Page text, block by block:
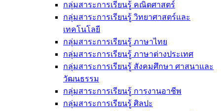
กลุ่มสาระการเรียนรู้ คณิตศาสตร์
กลุ่มสาระการเรียนรู้ วิทยาศาสตร์และ
เทคโนโลยี
กลุ่มสาระการเรียนรู้ ภาษาไทย
กลุ่มสาระการเรียนรู้ ภาษาต่างประเทศ
กลุ่มสาระการเรียนรู้ สังคมศึกษา ศาสนาและ
วัฒนธรรม
กลุ่มสาระการเรียนรู้ การงานอาชีพ
กลุ่มสาระการเรียนรู้ ศิลปะ